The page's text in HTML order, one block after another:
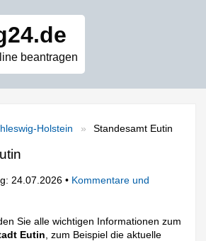
beantragen
Holstein Standesamt Eutin
24.07.2026 • Kommentare und
Sie alle wichtigen Informationen zum
Eutin , zum Beispiel die aktuelle